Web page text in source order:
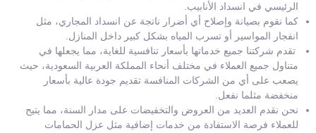
الرئيسي في انسداد الأنابيب.
كما نقوم بصيانة وإصلاح أي أضرار ناتجة عن انسداد المجاري، مثل
انفجار المواسير أو تسرب المياه بشكل كبير داخل المنازل.
تقدم شركتنا جميع خدماتها بأسعار تنافسية للغاية، مما يجعلها في
متناول جميع العملاء في مختلف أنحاء المملكة العربية السعودية، حيث
يصعب على أي من الشركات المنافسة تقديم جودة عالية بأسعار
منخفضة مثلما نفعل.
نحن نقدم العديد من العروض والتخفيضات على مدار السنة، مما يتيح
للعملاء فرصة الاستفادة من خدمات إضافية مثل عزل الحمامات